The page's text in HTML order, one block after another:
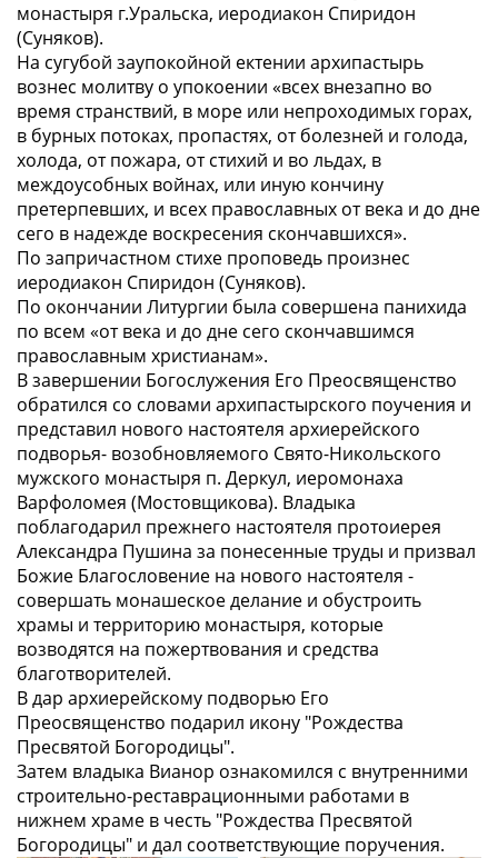
монастыря г.Уральска, иеродиакон Спиридон
(Суняков).
На сугубой заупокойной ектении архипастырь
вознес молитву о упокоении «всех внезапно во
время странствий, в море или непроходимых горах,
в бурных потоках, пропастях, от болезней и голода,
холода, от пожара, от стихий и во льдах, в
междоусобных войнах, или иную кончину
претерпевших, и всех православных от века и до дне
сего в надежде воскресения скончавшихся».
По запричастном стихе проповедь произнес
иеродиакон Спиридон (Суняков).
По окончании Литургии была совершена панихида
по всем «от века и до дне сего скончавшимся
православным христианам».
В завершении Богослужения Его Преосвященство
обратился со словами архипастырского поучения и
представил нового настоятеля архиерейского
подворья- возобновляемого Свято-Никольского
мужского монастыря п. Деркул, иеромонаха
Варфоломея (Мостовщикова). Владыка
поблагодарил прежнего настоятеля протоиерея
Александра Пушина за понесенные труды и призвал
Божие Благословение на нового настоятеля -
совершать монашеское делание и обустроить
храмы и территорию монастыря, которые
возводятся на пожертвования и средства
благотворителей.
В дар архиерейскому подворью Его
Преосвященство подарил икону "Рождества
Пресвятой Богородицы".
Затем владыка Вианор ознакомился с внутренними
строительно-реставрационными работами в
нижнем храме в честь "Рождества Пресвятой
Богородицы" и дал соответствующие поручения.